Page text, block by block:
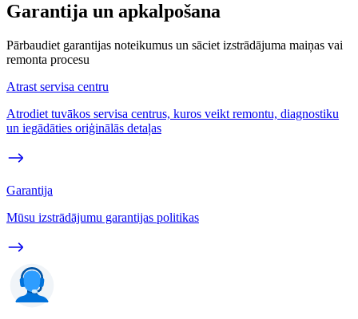
Garantija un apkalpošana
Pārbaudiet garantijas noteikumus un sāciet izstrādājuma maiņas vai
remonta procesu
Atrast servisa centru
Atrodiet tuvākos servisa centrus, kuros veikt remontu, diagnostiku
un iegādāties oriģinālās detaļas
Garantija
Mūsu izstrādājumu garantijas politikas